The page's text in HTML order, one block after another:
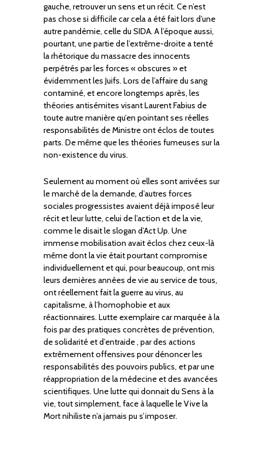
gauche, retrouver un sens et un récit. Ce n’est
pas chose si difficile car cela a été fait lors d’une
autre pandémie, celle du SIDA. A l’époque aussi,
pourtant, une partie de l’extrême-droite a tenté
la rhétorique du massacre des innocents
perpétrés par les forces « obscures » et
évidemment les Juifs. Lors de l’affaire du sang
contaminé, et encore longtemps après, les
théories antisémites visant Laurent Fabius de
toute autre manière qu’en pointant ses réelles
responsabilités de Ministre ont éclos de toutes
parts. De même que les théories fumeuses sur la
non-existence du virus.
Seulement au moment où elles sont arrivées sur
le marché de la demande, d’autres forces
sociales progressistes avaient déjà imposé leur
récit et leur lutte, celui de l’action et de la vie,
comme le disait le slogan d’Act Up. Une
immense mobilisation avait éclos chez ceux-là
même dont la vie était pourtant compromise
individuellement et qui, pour beaucoup, ont mis
leurs dernières années de vie au service de tous,
ont réellement fait la guerre au virus, au
capitalisme, à l’homophobie et aux
réactionnaires. Lutte exemplaire car marquée à la
fois par des pratiques concrètes de prévention,
de solidarité et d’entraide , par des actions
extrêmement offensives pour dénoncer les
responsabilités des pouvoirs publics, et par une
réappropriation de la médecine et des avancées
scientifiques. Une lutte qui donnait du Sens à la
vie, tout simplement, face à laquelle le Vive la
Mort nihiliste n’a jamais pu s’imposer.